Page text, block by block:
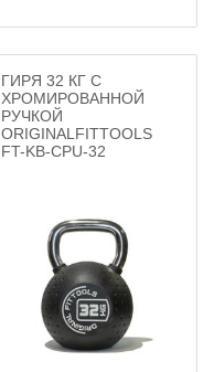
ГИРЯ 32 КГ С
ХРОМИРОВАННОЙ
РУЧКОЙ
ORIGINALFITTOOLS
FT-KB-CPU-32